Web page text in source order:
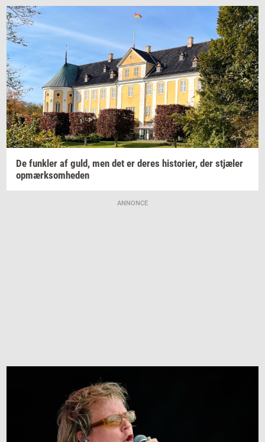
De funk­ler af guld, men det er deres hi­sto­ri­er, der stjæ­ler
op­mærk­som­he­den
ANNONCE